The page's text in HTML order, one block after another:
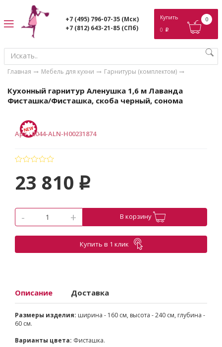
+7 (495) 796-07-35 (Мск)
+7 (812) 643-21-85 (СПб)
Купить
0 p
0
Главная Мебель для кухни Гарнитуры (комплектом)
Кухонный гарнитур Аленушка 1,6 м Лаванда
Фиcташка/Фисташка, скоба черный, сонома
Арт.:2044-ALN-Н00231874
23 810 p
- + В корзину
Купить в 1 клик
Описание Доставка
Размеры изделия: ширина - 160 см, высота - 240 см, глубина -
60 см.
Варианты цвета: Фисташка.